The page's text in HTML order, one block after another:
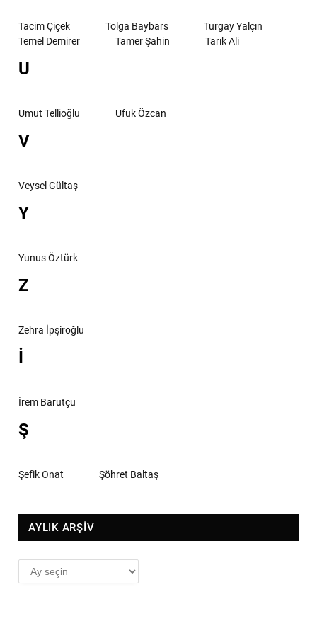
Tacim Çiçek Tolga Baybars
Turgay Yalçın
Temel Demirer
Tamer Şahin Tarık Ali
U
Umut Tellioğlu Ufuk Özcan
V
Veysel Gültaş
Y
Yunus Öztürk
Z
Zehra İpşiroğlu
İ
İrem Barutçu
Ş
Şefik Onat Şöhret Baltaş
AYLIK ARŞİV
AYLIK
ARŞİV